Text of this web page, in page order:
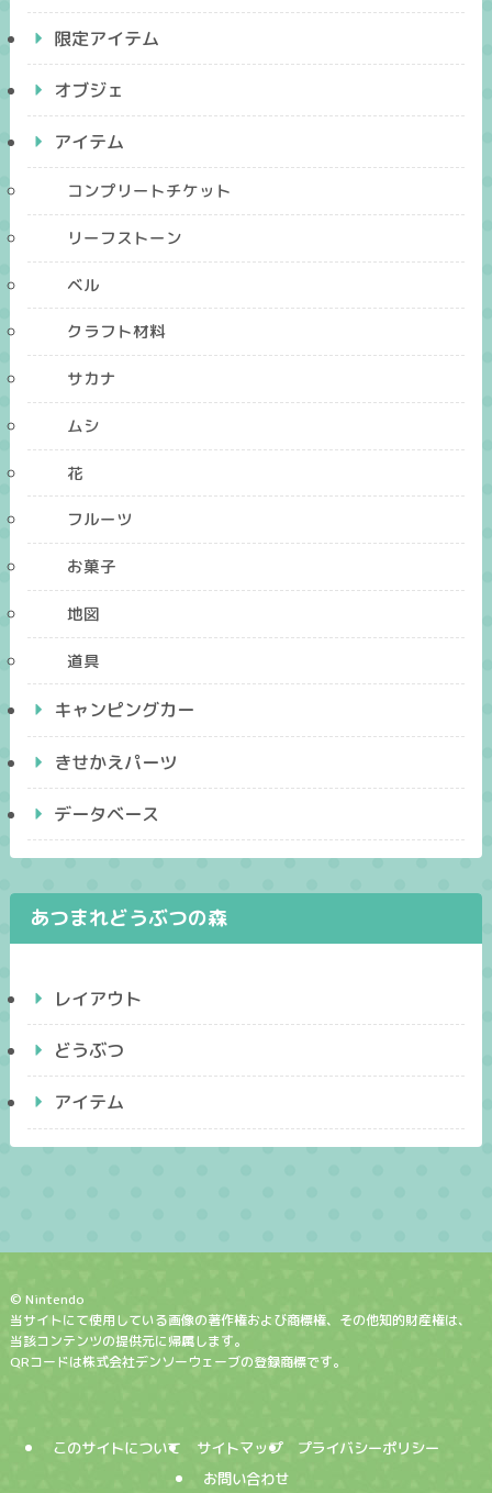
限定アイテム
オブジェ
アイテム
コンプリートチケット
リーフストーン
ベル
クラフト材料
サカナ
ムシ
花
フルーツ
お菓子
地図
道具
キャンピングカー
きせかえパーツ
データベース
あつまれどうぶつの森
レイアウト
どうぶつ
アイテム
© Nintendo
当サイトにて使用している画像の著作権および商標権、その他知的財産権は、
当該コンテンツの提供元に帰属します。
QRコードは株式会社デンソーウェーブの登録商標です。
このサイトについて サイトマップ
プライバシーポリシー
お問い合わせ